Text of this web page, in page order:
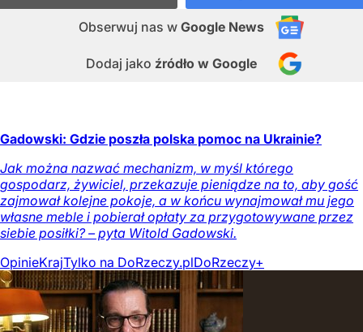
Obserwuj nas w Google News
Dodaj jako źródło w Google
Gadowski: Gdzie poszła polska pomoc na Ukrainie?
Jak można nazwać mechanizm, w myśl którego
gospodarz, żywiciel, przekazuje pieniądze na to, aby gość
zajmował kolejne pokoje, a w końcu wynajmował mu jego
własne meble i pobierał opłaty za przygotowywane przez
siebie posiłki? – pyta Witold Gadowski.
OpinieKrajTylko na DoRzeczy.plDoRzeczy+